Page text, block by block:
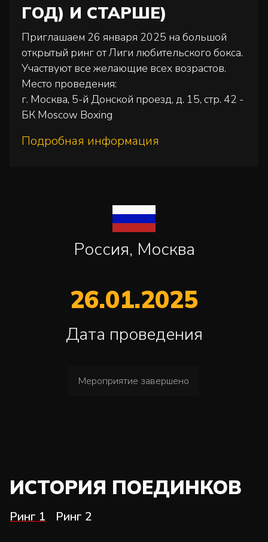
ГОД) И СТАРШЕ)
Приглашаем 26 января 2025 на большой
открытый ринг от Лиги любительского бокса.
Участвуют все желающие всех возрастов.
Место проведения:
г. Москва, 5-й Донской проезд, д. 15, стр. 42 -
БК Moscow Boxing
Подробная информация
Россия, Москва
26.01.2025
Дата проведения
Мероприятие завершено
ИСТОРИЯ ПОЕДИНКОВ
Ринг 1 Ринг 2